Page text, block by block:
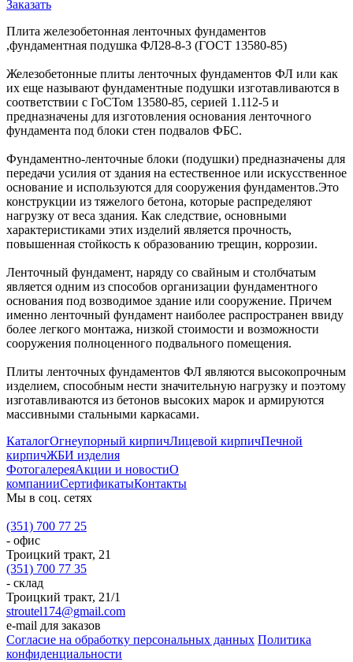
Заказать
Плита железобетонная ленточных фундаментов
,фундаментная подушка ФЛ28-8-3 (ГОСТ 13580-85)
Железобетонные плиты ленточных фундаментов ФЛ или как
их еще называют фундаментные подушки изготавливаются в
соответствии с ГоСТом 13580-85, серией 1.112-5 и
предназначены для изготовления основания ленточного
фундамента под блоки стен подвалов ФБС.
Фундаментно-ленточные блоки (подушки) предназначены для
передачи усилия от здания на естественное или искусственное
основание и используются для сооружения фундаментов.Это
конструкции из тяжелого бетона, которые распределяют
нагрузку от веса здания. Как следствие, основными
характеристиками этих изделий является прочность,
повышенная стойкость к образованию трещин, коррозии.
Ленточный фундамент, наряду со свайным и столбчатым
является одним из способов организации фундаментного
основания под возводимое здание или сооружение. Причем
именно ленточный фундамент наиболее распространен ввиду
более легкого монтажа, низкой стоимости и возможности
сооружения полноценного подвального помещения.
Плиты ленточных фундаментов ФЛ являются высокопрочным
изделием, способным нести значительную нагрузку и поэтому
изготавливаются из бетонов высоких марок и армируются
массивными стальными каркасами.
КаталогОгнеупорный кирпичЛицевой кирпичПечной
кирпичЖБИ изделия
ФотогалереяАкции и новостиО
компанииСертификатыКонтакты
Мы в соц. сетях
(351) 700 77 25
- офис
Троицкий тракт, 21
(351) 700 77 35
- склад
Троицкий тракт, 21/1
stroutel174@gmail.com
e-mail для заказов
Согласие на обработку персональных данных Политика
конфиденциальности